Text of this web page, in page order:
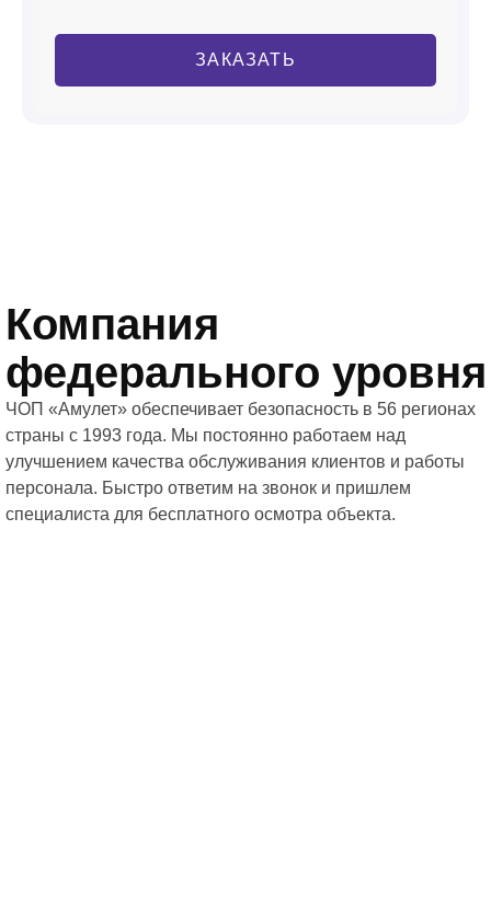
ЗАКАЗАТЬ
Компания
федерального уровня
ЧОП «Амулет» обеспечивает безопасность в 56 регионах
страны с 1993 года. Мы постоянно работаем над
улучшением качества обслуживания клиентов и работы
персонала. Быстро ответим на звонок и пришлем
специалиста для бесплатного осмотра объекта.